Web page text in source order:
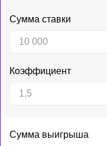
Сумма ставки
Коэффициент
Сумма выигрыша